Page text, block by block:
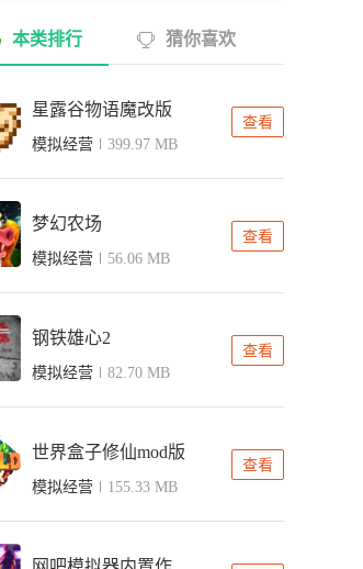
本类排行 猜你喜欢
星露谷物语魔改版
模拟经营 399.97 MB
查看
梦幻农场
模拟经营 56.06 MB
查看
钢铁雄心2
模拟经营 82.70 MB
查看
世界盒子修仙mod版
模拟经营 155.33 MB
查看